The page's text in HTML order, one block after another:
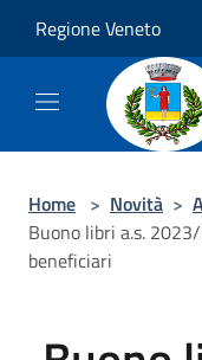
Regione Veneto
Home > Novità >
Buono libri a.s.
beneficiari